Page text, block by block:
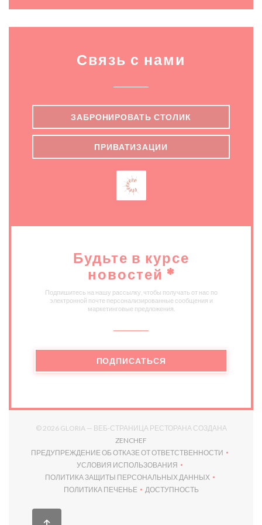
Связь с нами
ЗАБРОНИРОВАТЬ СТОЛИК
ПРИВАТИЗАЦИИ
Будьте в курсе
новостей *
Подпишитесь на нашу рассылку, чтобы получать от нас по
электронной почте персонализированные сообщения и
маркетинговые предложения.
ПОДПИСАТЬСЯ
© 2026 GLORIA — ВЕБ-СТРАНИЦА РЕСТОРАНА СОЗДАНА
ZENCHEF
ПРЕДУПРЕЖДЕНИЕ ОБ ОТКАЗЕ ОТ ОТВЕТСТВЕННОСТИ
((ОТКРЫВАЕТСЯ В НОВОМ ОКНЕ))
УСЛОВИЯ ИСПОЛЬЗОВАНИЯ
((ОТКРЫВАЕТСЯ В НОВОМ ОКНЕ))
ПОЛИТИКА ЗАЩИТЫ ПЕРСОНАЛЬНЫХ ДАННЫХ
((ОТКРЫВАЕТСЯ В НОВОМ ОКНЕ))
ПОЛИТИКА ПЕЧЕНЬЕ
((ОТКРЫВАЕТСЯ В НОВОМ ОКНЕ))
ДОСТУПНОСТЬ
((ОТКРЫВАЕТСЯ В